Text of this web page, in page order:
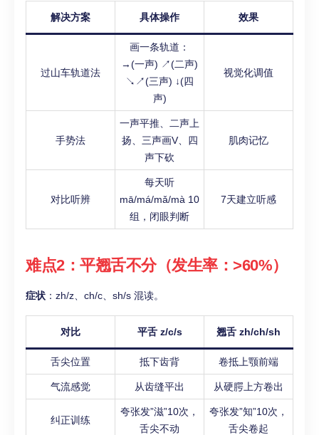
解决方案 具体操作 效果
过山车轨道法
画一条轨道：
→(一声) ↗(二声)
↘↗(三声) ↓(四
声)
视觉化调值
手势法
一声平推、二声上
扬、三声画V、四
声下砍
肌肉记忆
对比听辨
每天听
mā/má/mǎ/mà 10
组，闭眼判断
7天建立听感
难点2：平翘舌不分（发生率：>60%）
症状 ：zh/z、ch/c、sh/s 混读。
对比 平舌 z/c/s 翘舌 zh/ch/sh
舌尖位置 抵下齿背 卷抵上颚前端
气流感觉 从齿缝平出 从硬腭上方卷出
纠正训练
夸张发”滋”10次，
舌尖不动
夸张发”知”10次，
舌尖卷起